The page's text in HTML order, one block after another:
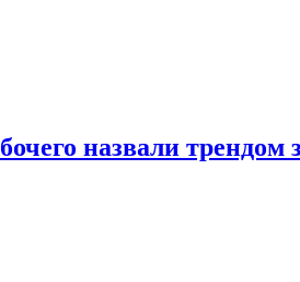
назвали трендом